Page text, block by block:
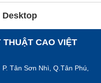
Desktop
THUẬT CAO VIỆT
Tân Sơn Nhì, Q.Tân Phú,